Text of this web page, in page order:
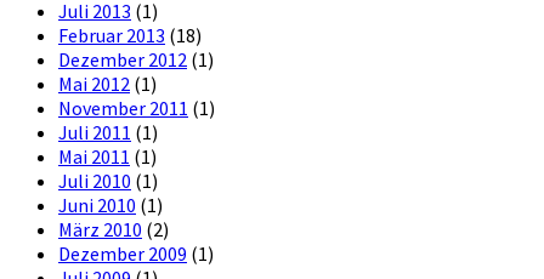
Juli 2013 (1)
Februar 2013 (18)
Dezember 2012 (1)
Mai 2012 (1)
November 2011 (1)
Juli 2011 (1)
Mai 2011 (1)
Juli 2010 (1)
Juni 2010 (1)
März 2010 (2)
Dezember 2009 (1)